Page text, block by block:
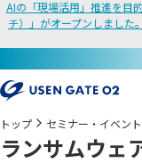
AIの「現場活用」推進を目
チ）」がオープンしました
トップ セミナー・イベント
ランサムウェ